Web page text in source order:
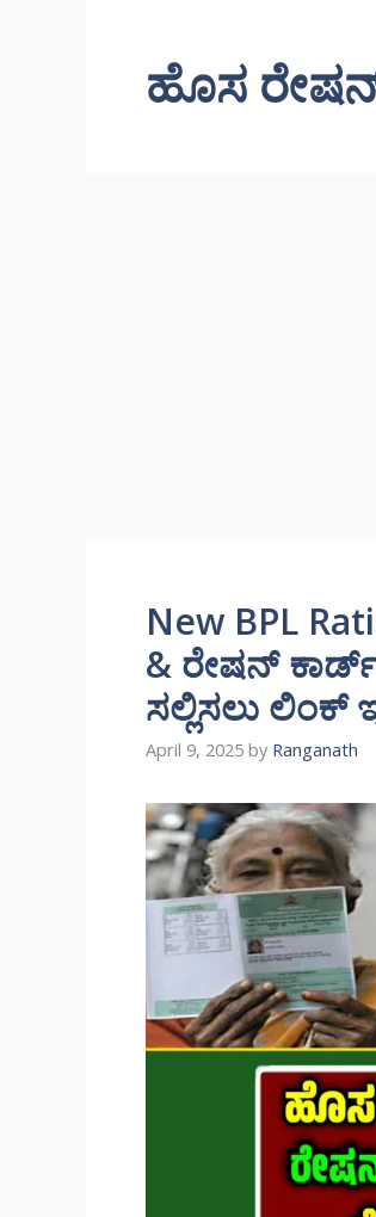
ಹೊಸ
New BPL
& ರೇಷನ್
ಸಲ್ಲಿಸಲು ಲಿಂಕ್
April 9, 2025 by Ranganath